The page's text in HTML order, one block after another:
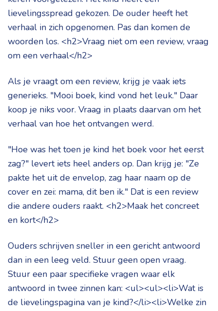
lievelingsspread gekozen. De ouder heeft het
verhaal in zich opgenomen. Pas dan komen de
woorden los. <h2>Vraag niet om een review, vraag
om een verhaal</h2>
Als je vraagt om een review, krijg je vaak iets
generieks. "Mooi boek, kind vond het leuk." Daar
koop je niks voor. Vraag in plaats daarvan om het
verhaal van hoe het ontvangen werd.
"Hoe was het toen je kind het boek voor het eerst
zag?" levert iets heel anders op. Dan krijg je: "Ze
pakte het uit de envelop, zag haar naam op de
cover en zei: mama, dit ben ik." Dat is een review
die andere ouders raakt. <h2>Maak het concreet
en kort</h2>
Ouders schrijven sneller in een gericht antwoord
dan in een leeg veld. Stuur geen open vraag.
Stuur een paar specifieke vragen waar elk
antwoord in twee zinnen kan: <ul><ul><li>Wat is
de lievelingspagina van je kind?</li><li>Welke zin